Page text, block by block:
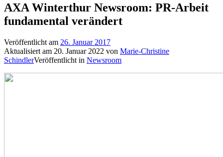
AXA Winterthur Newsroom: PR-Arbeit
fundamental verändert
Veröffentlicht am 26. Januar 2017
Aktualisiert am 20. Januar 2022 von Marie-Christine
SchindlerVeröffentlicht in Newsroom